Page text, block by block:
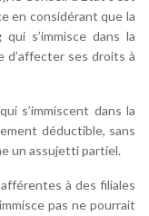
en considérant que la
s’immisce dans la
d’affecter ses droits à
s’immiscent dans la
déductible, sans
un assujetti partiel.
à des filiales
pas ne pourrait